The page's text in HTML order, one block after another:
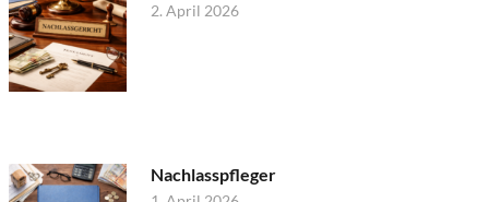
2. April 2026
Nachlasspfleger